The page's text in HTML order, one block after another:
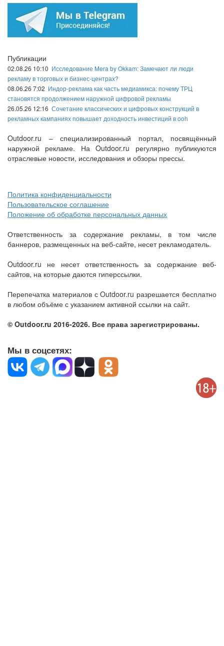
Публикации
02.08.26 10:10 Исследование Mera by Okkam: Замечают ли люди
рекламу в торговых и бизнес-центрах?
08.06.26 7:02 Индор-реклама как часть медиамикса: почему ТРЦ
становятся продолжением наружной цифровой рекламы
26.05.26 12:16 Сочетание классических и цифровых конструкций в
рекламных кампаниях повышает доходность инвестиций в ooh
Outdoor.ru – специализированный портал, посвящённый
наружной рекламе. На Outdoor.ru регулярно публикуются
отраслевые новости, исследования и обзоры прессы.
Политика конфиденциальности
Пользовательское соглашение
Положение об обработке персональных данных
Ответственность за содержание рекламы, в том числе
баннеров, размещенных на веб-сайте, несет рекламодатель.
Outdoor.ru не несет ответственность за содержание веб-
сайтов, на которые даются гиперссылки.
Перепечатка материалов с Outdoor.ru разрешается бесплатно
в любом объёме с указанием активной ссылки на сайт.
© Outdoor.ru 2016-2026. Все права зарегистрированы.
Мы в соцсетях: